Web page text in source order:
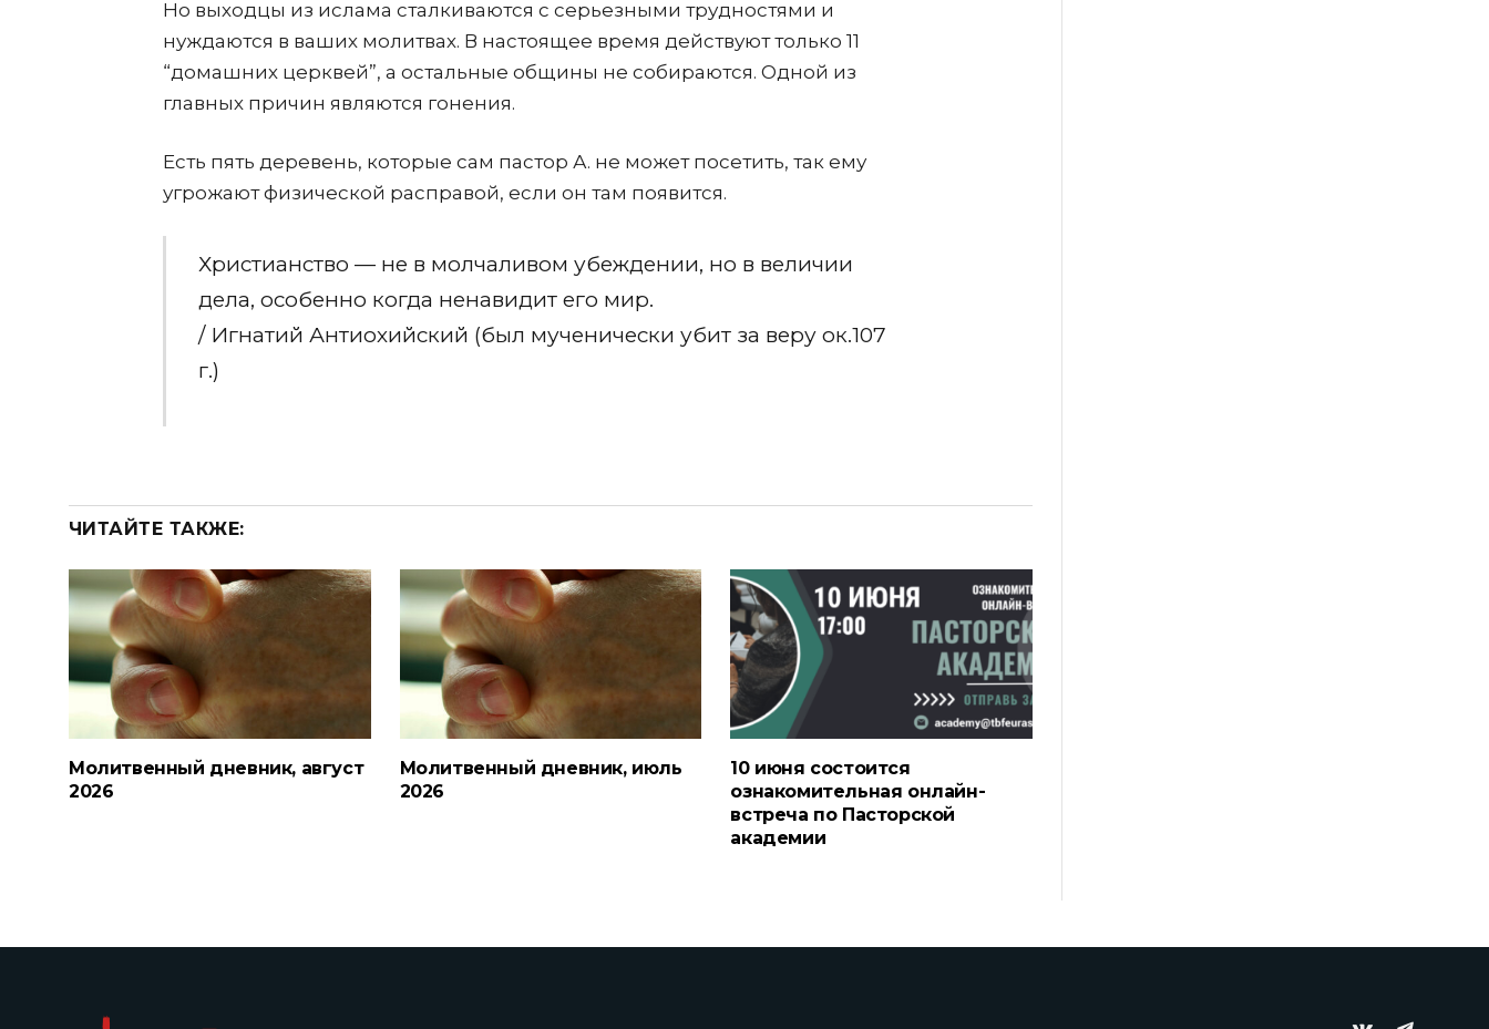
Но выходцы из ислама сталкиваются с серьезными трудностями и
нуждаются в ваших молитвах. В настоящее время действуют только 11
“домашних церквей”, а остальные общины не собираются. Одной из
главных причин являются гонения.
Есть пять деревень, которые сам пастор А. не может посетить, так ему
угрожают физической расправой, если он там появится.
Христианство — не в молчаливом убеждении, но в величии
дела, особенно когда ненавидит его мир.
/ Игнатий Антиохийский (был мученически убит за веру ок.107
г.)
ЧИТАЙТЕ ТАКЖЕ:
Молитвенный дневник, август
2026
Молитвенный дневник, июль
2026
10 июня состоится
ознакомительная онлайн-
встреча по Пасторской
академии